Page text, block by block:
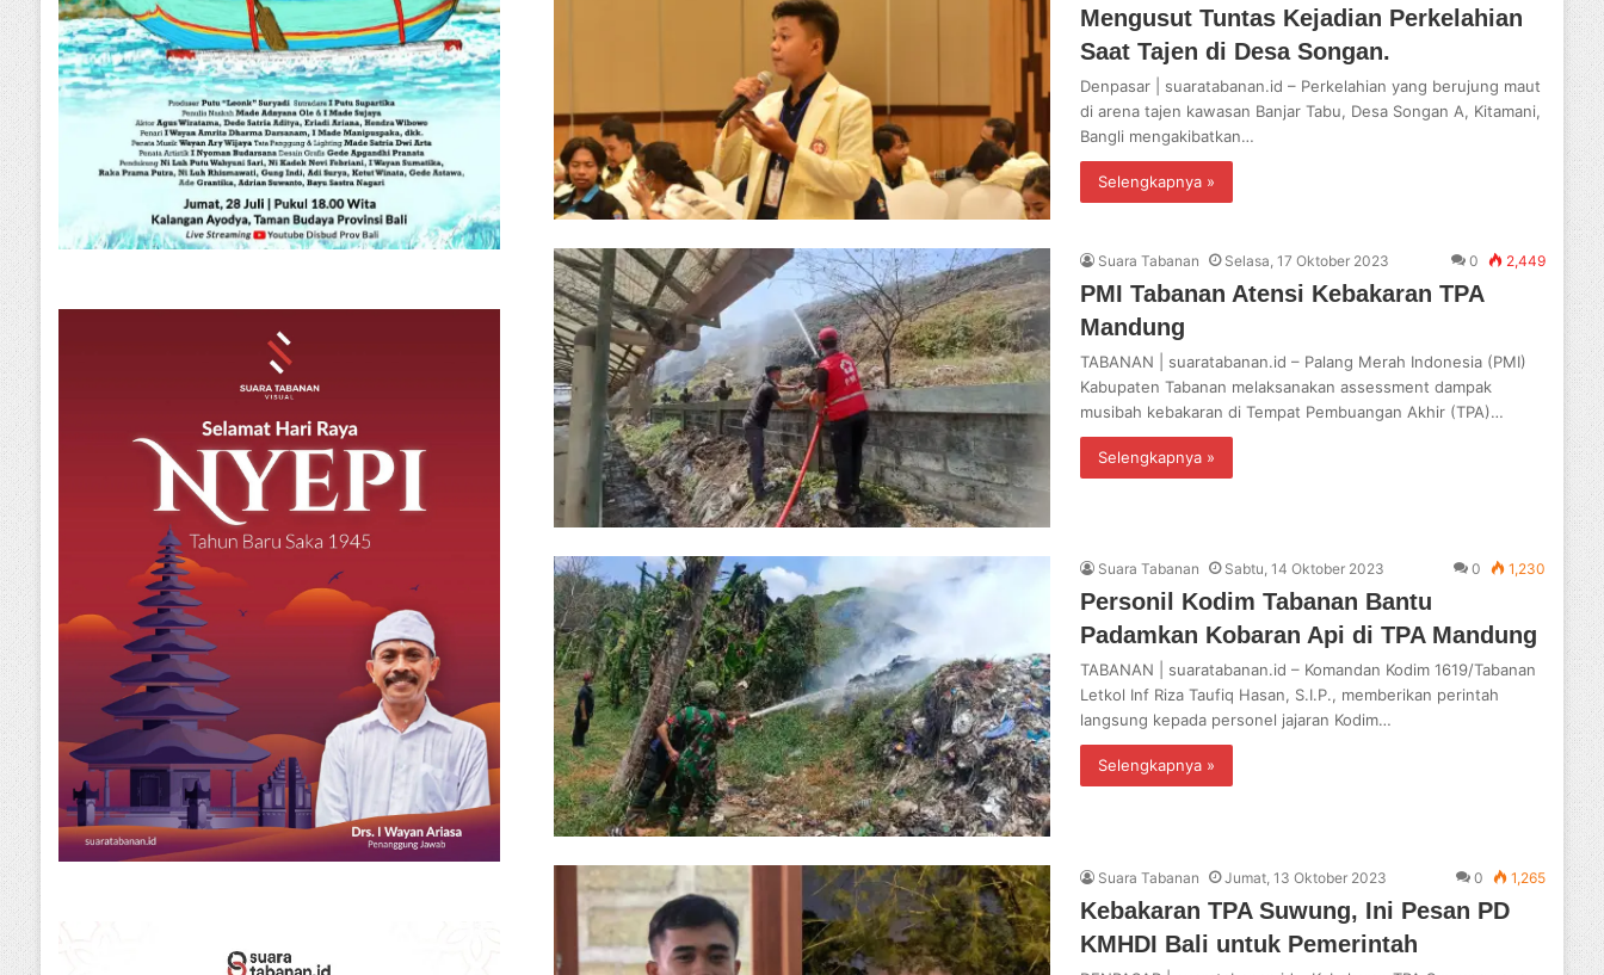
Mengusut Tuntas Kejadian Perkelahian
Saat Tajen di Desa Songan.
Denpasar | suaratabanan.id – Perkelahian yang berujung maut
di arena tajen kawasan Banjar Tabu, Desa Songan A, Kitamani,
Bangli mengakibatkan…
Selengkapnya »
Suara Tabanan Selasa, 17 Oktober 2023 0 2,449
PMI Tabanan Atensi Kebakaran TPA
Mandung
TABANAN | suaratabanan.id – Palang Merah Indonesia (PMI)
Kabupaten Tabanan melaksanakan assessment dampak
musibah kebakaran di Tempat Pembuangan Akhir (TPA)…
Selengkapnya »
Suara Tabanan Sabtu, 14 Oktober 2023 0 1,230
Personil Kodim Tabanan Bantu
Padamkan Kobaran Api di TPA Mandung
TABANAN | suaratabanan.id – Komandan Kodim 1619/Tabanan
Letkol Inf Riza Taufiq Hasan, S.I.P., memberikan perintah
langsung kepada personel jajaran Kodim…
Selengkapnya »
Suara Tabanan Jumat, 13 Oktober 2023 0 1,265
Kebakaran TPA Suwung, Ini Pesan PD
KMHDI Bali untuk Pemerintah